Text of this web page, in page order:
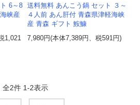
6～8
峡産
1,021
送料無料 あんこう鍋 セット ３～
４人前 あん肝付 青森県津軽海峡
産 青森 ギフト 鮟鱇
7,980円(本体7,389円、税591円)
全2件 1-2表示